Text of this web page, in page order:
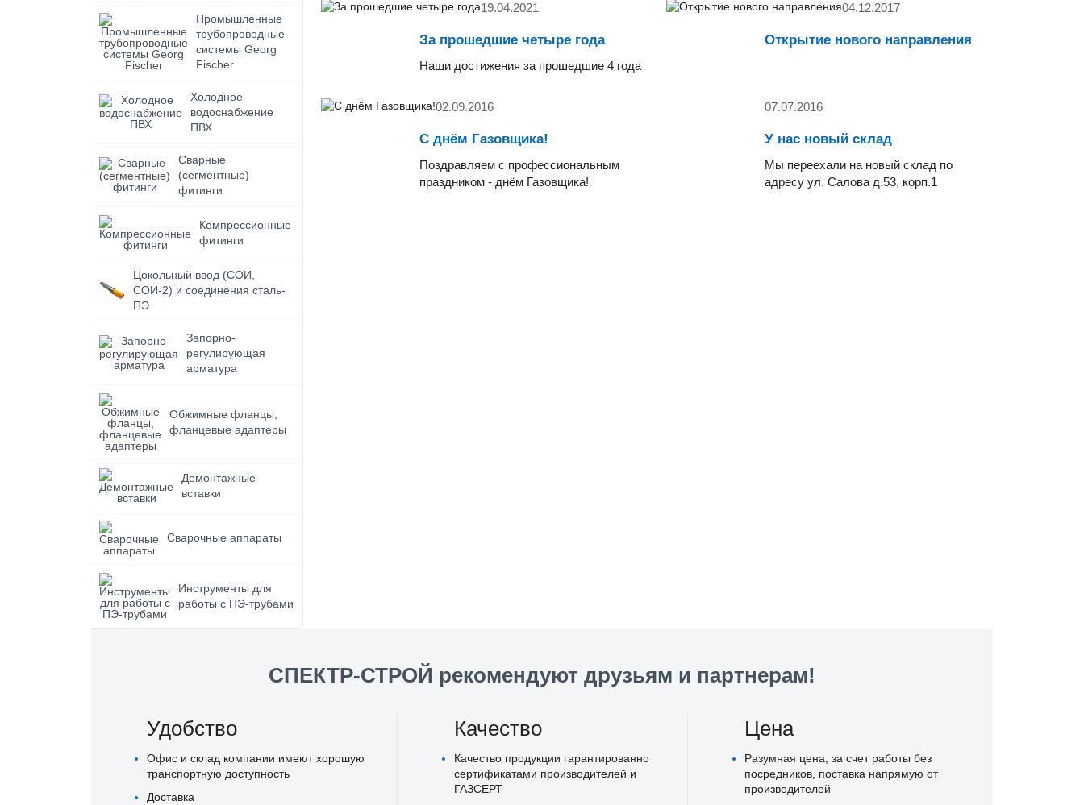
Промышленные
трубопроводные
системы Georg
Fischer
Холодное
водоснабжение
ПВХ
Сварные
(сегментные)
фитинги
Компрессионные
фитинги
Цокольный ввод (СОИ,
СОИ-2) и соединения сталь-
ПЭ
Запорно-
регулирующая
арматура
Обжимные фланцы,
фланцевые адаптеры
Демонтажные
вставки
Сварочные аппараты
Инструменты для
работы с ПЭ-трубами
19.04.2021
За прошедшие четыре года
Наши достижения за прошедшие 4 года
04.12.2017
Открытие нового направления
02.09.2016
С днём Газовщика!
Поздравляем с профессиональным
праздником - днём Газовщика!
07.07.2016
У нас новый склад
Мы переехали на новый склад по
адресу ул. Салова д.53, корп.1
СПЕКТР-СТРОЙ рекомендуют друзьям и партнерам!
Удобство
Офис и склад компании имеют хорошую
транспортную доступность
Доставка
Качество
Качество продукции гарантированно
сертификатами производителей и
ГАЗСЕРТ
Цена
Разумная цена, за счет работы без
посредников, поставка напрямую от
производителей